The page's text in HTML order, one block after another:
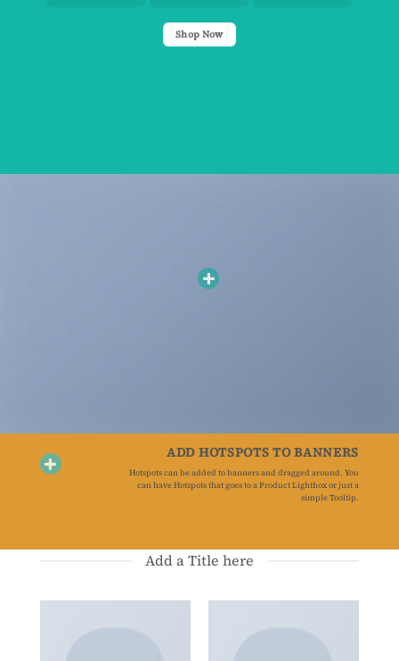
Shop Now
ADD HOTSPOTS TO BANNERS
Hotspots can be added to banners and dragged around. You
can have Hotspots that goes to a Product Lightbox or just a
simple Tooltip.
Add a Title here